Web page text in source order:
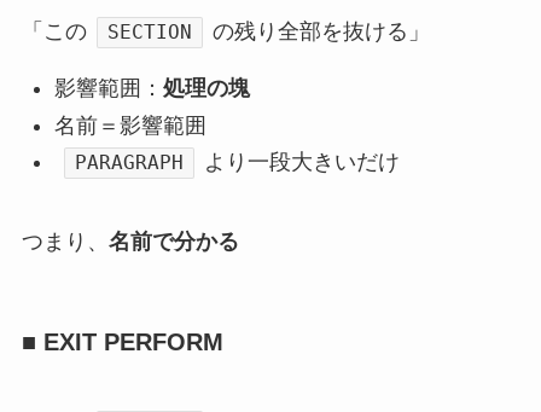
「この SECTION の残り全部を抜ける」
影響範囲： 処理の塊
名前＝影響範囲
PARAGRAPH より一段大きいだけ
つまり、 名前で分かる
■ EXIT PERFORM